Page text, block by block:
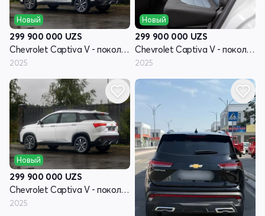
Новый
299 900 000 UZS
Chevrolet Captiva V - поколение
2025
Новый
299 900 000 UZS
Chevrolet Captiva V - поколение
2025
Новый
299 900 000 UZS
Chevrolet Captiva V - поколение
2025